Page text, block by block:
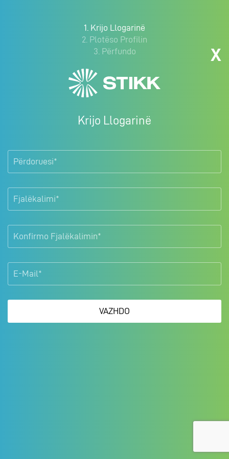
1. Krijo Llogarinë
2. Plotëso Profilin
3. Përfundo
X
Krijo Llogarinë